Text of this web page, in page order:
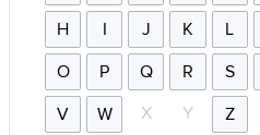
H
I J K L
O
P Q R S
V
W X Y Z